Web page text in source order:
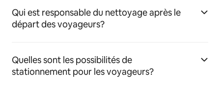
Qui est responsable du nettoyage après le
départ des voyageurs?
Quelles sont les possibilités de
stationnement pour les voyageurs?